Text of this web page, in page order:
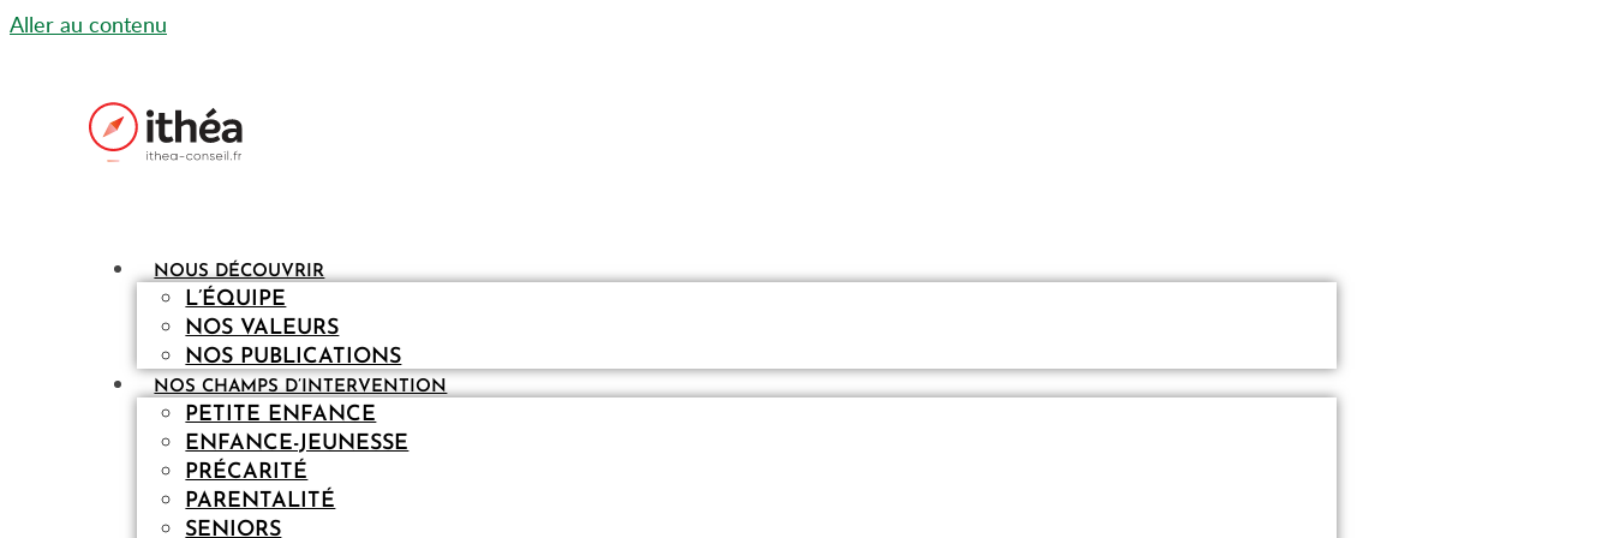
Aller au contenu
NOUS DÉCOUVRIR
L’ÉQUIPE
NOS VALEURS
NOS PUBLICATIONS
NOS CHAMPS D’INTERVENTION
PETITE ENFANCE
ENFANCE-JEUNESSE
PRÉCARITÉ
PARENTALITÉ
SENIORS